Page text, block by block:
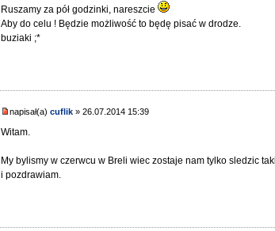
Ruszamy za pół godzinki, nareszcie
Aby do celu ! Będzie możliwość to będę pisać w drodze.
buziaki ;*
napisał(a)cuflik » 26.07.2014 15:39
Witam.
My bylismy w czerwcu w Breli wiec zostaje nam tylko sledzic
i pozdrawiam.